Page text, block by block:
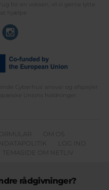
for en voksen, vil vi gerne lytte
hjælpe
Cyberhus' ansvar og afspejler
Unions holdninger.
OM OS
LOG IND
TEMASIDE OM NETLIV
rådgivninger?